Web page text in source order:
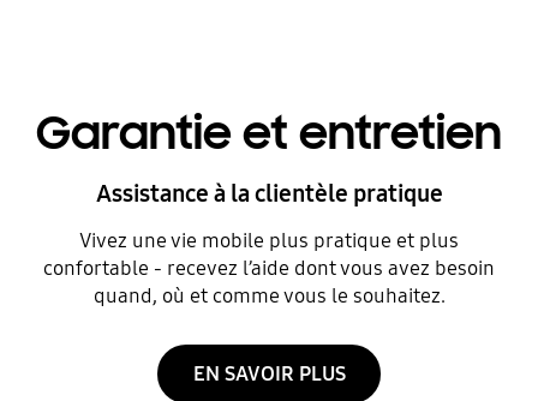
Garantie et entretien
Assistance à la clientèle pratique
Vivez une vie mobile plus pratique et plus
confortable - recevez l’aide dont vous avez besoin
quand, où et comme vous le souhaitez.
EN SAVOIR PLUS